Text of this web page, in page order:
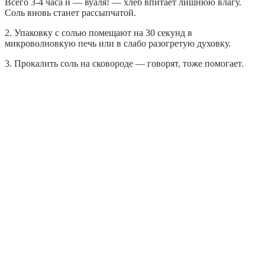
Соль вновь станет рассыпчатой.
2. Упаковку с солью помещают на 30 секунд в
микроволновкую печь или в слабо разогретую духовку.
3. Прокалить соль на сковороде — говорят, тоже помогает.